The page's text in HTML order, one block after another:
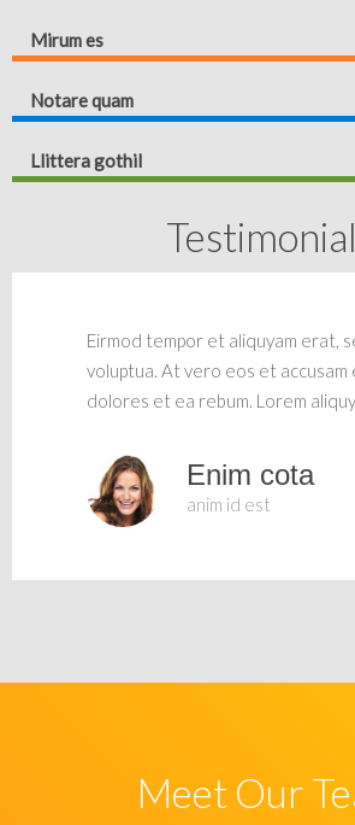
Mirum es
Notare quam
Llittera gothil
Eirmod tempor et aliquyam erat,
voluptua. At vero eos et accusam
dolores et ea rebum. Lorem
Enim cota
anim id est
Meet Our